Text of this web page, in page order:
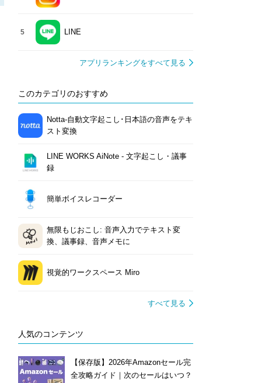
5 LINE
アプリランキングをすべて見る
このカテゴリのおすすめ
Notta-自動文字起こし･日本語の音声をテキ
スト変換
LINE WORKS AiNote - 文字起こし・議事
録
簡単ボイスレコーダー
無限もじおこし: 音声入力でテキスト変
換、議事録、音声メモに
視覚的ワークスペース Miro
すべて見る
人気のコンテンツ
【保存版】2026年Amazonセール完
全攻略ガイド｜次のセールはいつ？